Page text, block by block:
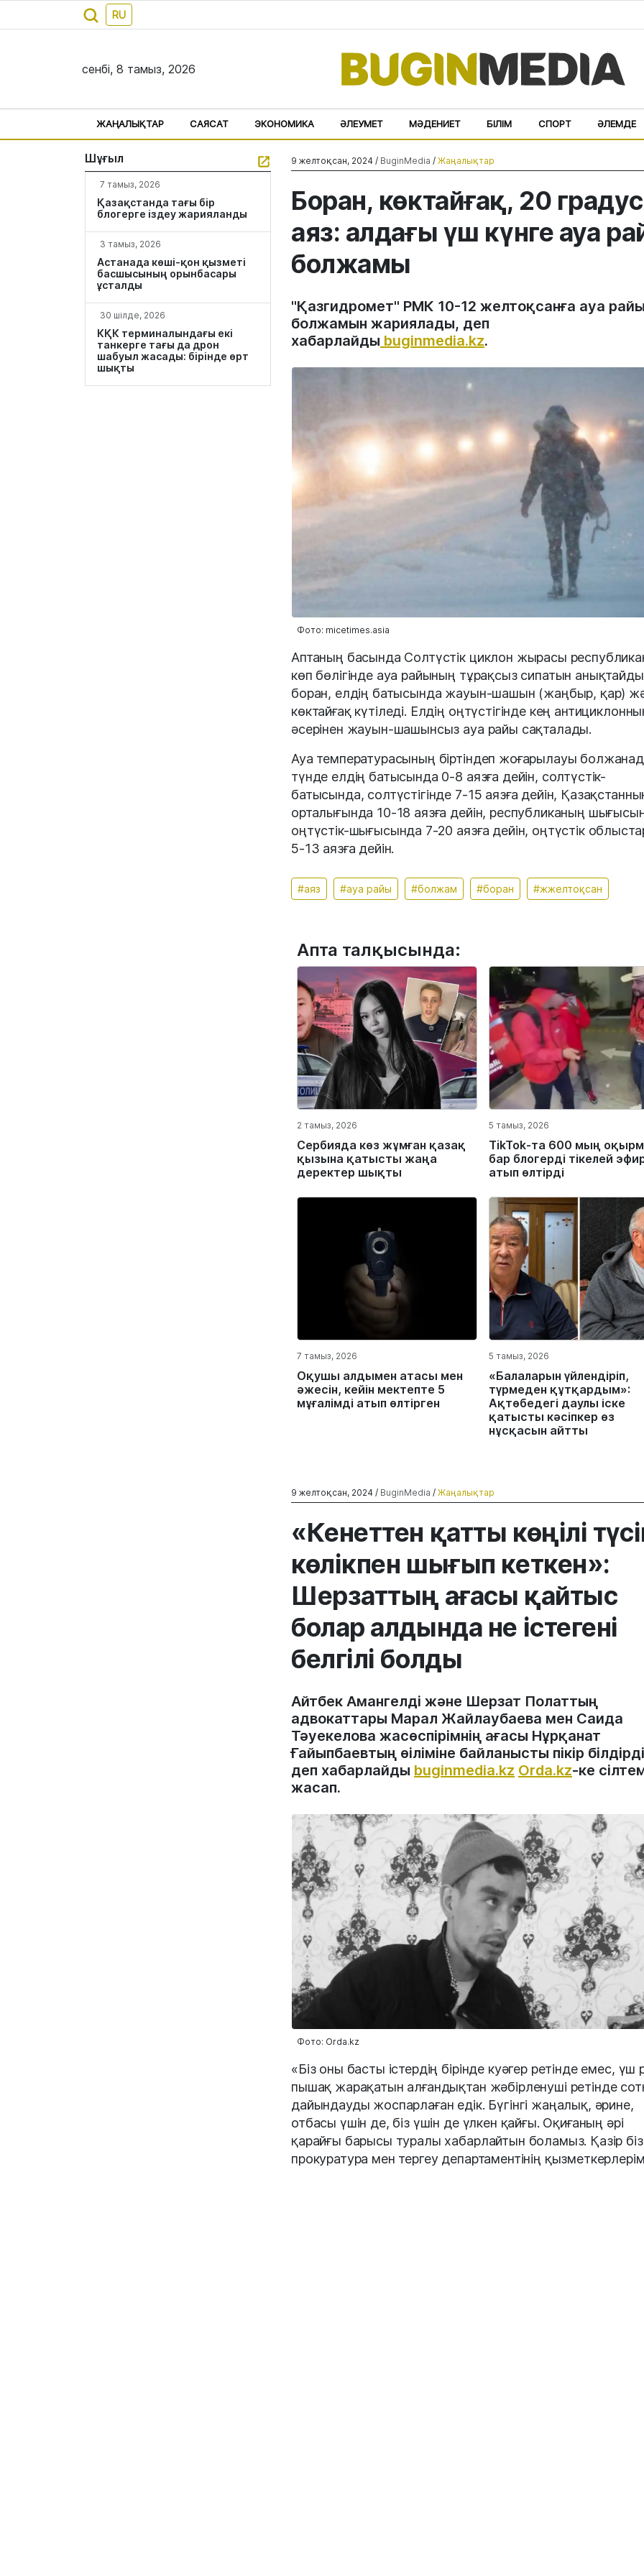
RU
сенбі, 8 тамыз, 2026
ЖАҢАЛЫҚТАР САЯСАТ ЭКОНОМИКА ӘЛЕУМЕТ МӘДЕНИЕТ БІЛІМ СПОРТ ӘЛЕМДЕ
Шұғыл
7 тамыз, 2026
Қазақстанда тағы бір
блогерге іздеу жарияланды
3 тамыз, 2026
Астанада көші-қон қызметі
басшысының орынбасары
ұсталды
30 шілде, 2026
КҚК терминалындағы екі
танкерге тағы да дрон
шабуыл жасады: бірінде өрт
шықты
9 желтоқсан, 2024 / BuginMedia / Жаңалықтар
Боран, көктайғақ, 20 градус
аяз: алдағы үш күнге ауа
болжамы
"Қазгидромет" РМК 10-12 желтоқсанға ауа
болжамын жариялады, деп
хабарлайды buginmedia.kz.
Фото: micetimes.asia
Аптаның басында Солтүстік циклон жырасы
көп бөлігінде ауа райының тұрақсыз сипатын
боран, елдің батысында жауын-шашын (жаңбыр, қар)
көктайғақ күтіледі. Елдің оңтүстігінде кең
әсерінен жауын-шашынсыз ауа райы сақталады.
Ауа температурасының біртіндеп жоғарылауы
түнде елдің батысында 0-8 аязға дейін, солтүстік-
батысында, солтүстігінде 7-15 аязға дейін,
орталығында 10-18 аязға дейін, республиканың
оңтүстік-шығысында 7-20 аязға дейін, оңтүстік
5-13 аязға дейін.
#аяз #ауа райы #болжам #боран #жжелтоқсан
Апта талқысында:
2 тамыз, 2026
Сербияда көз жұмған қазақ
қызына қатысты жаңа
деректер шықты
5 тамыз, 2026
TikTok-та 600 мың
бар блогерді тікелей
атып өлтірді
7 тамыз, 2026
Оқушы алдымен атасы мен
әжесін, кейін мектепте 5
мұғалімді атып өлтірген
5 тамыз, 2026
«Балаларын үйлендіріп,
түрмеден құтқардым»:
Ақтөбедегі даулы іске
қатысты кәсіпкер өз
нұсқасын айтты
9 желтоқсан, 2024 / BuginMedia / Жаңалықтар
«Кенеттен қатты көңілі
көлікпен шығып кеткен»:
Шерзаттың ағасы қайтыс
болар алдында не істегені
белгілі болды
Айтбек Амангелді және Шерзат Полаттың
адвокаттары Марал Жайлаубаева мен Саида
Тәуекелова жасөспірімнің ағасы Нұрқанат
Ғайыпбаевтың өіліміне байланысты пікір
деп хабарлайды buginmedia.kz Orda.kz-ке
жасап.
Фото: Orda.kz
«Біз оны басты істердің бірінде куәгер ретінде емес, үш
пышақ жарақатын алғандықтан жәбірленуші ретінде
дайындауды жоспарлаған едік. Бүгінгі жаңалық, әрине,
отбасы үшін де, біз үшін де үлкен қайғы. Оқиғаның әрі
қарайғы барысы туралы хабарлайтын боламыз. Қазір біз
прокуратура мен тергеу департаментінің